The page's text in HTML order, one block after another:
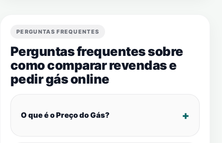
PERGUNTAS FREQUENTES
Perguntas frequentes sobre
como comparar revendas e
pedir gás online
O que é o Preço do Gás?